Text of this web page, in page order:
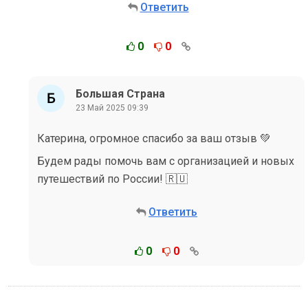
Ответить
0 0
Большая Страна
23 Май 2025 09:39
Катерина, огромное спасибо за ваш отзыв 💚
Будем рады помочь вам с организацией и новых
путешествий по России! 🇷🇺
Ответить
0 0